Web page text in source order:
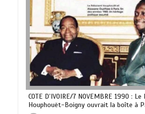
COTE D’IVOIRE/7 NOVEMBRE 1990 :
Houphouët-Boigny ouvrait la boîte à